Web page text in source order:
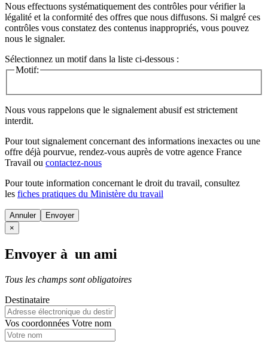
Nous effectuons systématiquement des contrôles pour vérifier la
légalité et la conformité des offres que nous diffusons. Si malgré ces
contrôles vous constatez des contenus inappropriés, vous pouvez
nous le signaler.
Sélectionnez un motif dans la liste ci-dessous :
Motif:
Nous vous rappelons que le signalement abusif est strictement
interdit.
Pour tout signalement concernant des informations inexactes ou une
offre déjà pourvue, rendez-vous auprès de votre agence France
Travail ou contactez-nous
Pour toute information concernant le droit du travail, consultez
les fiches pratiques du Ministère du travail
Annuler
×
Envoyer à un ami
Tous les champs sont obligatoires
Destinataire
Vos coordonnées Votre nom